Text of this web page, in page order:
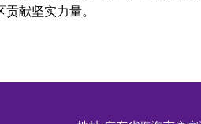
献坚实力量。